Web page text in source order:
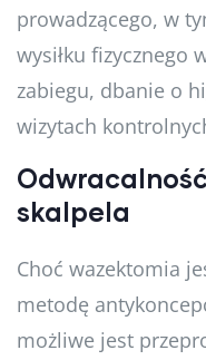
prowadzącego, w
wysiłku fizycznego
zabiegu, dbanie o
wizytach
skalpela
Choć wazektomia
metodę
możliwe jest